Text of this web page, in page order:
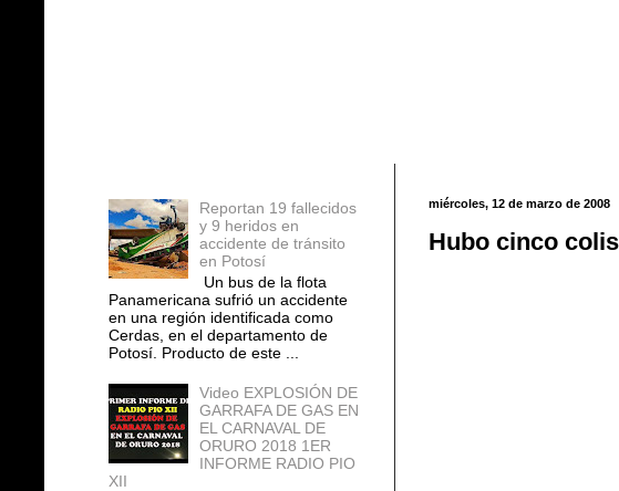
miércoles, 12 de marzo de 2008
Hubo cinco
Reportan 19 fallecidos
y 9 heridos en
accidente de tránsito
en Potosí
Un bus de la flota
Panamericana sufrió un accidente
en una región identificada como
Cerdas, en el departamento de
Potosí. Producto de este ...
Video EXPLOSIÓN DE
GARRAFA DE GAS EN
EL CARNAVAL DE
ORURO 2018 1ER
INFORME RADIO PIO
XII